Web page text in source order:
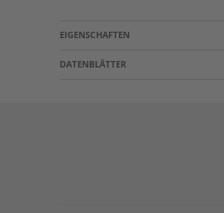
EIGENSCHAFTEN
DATENBLÄTTER